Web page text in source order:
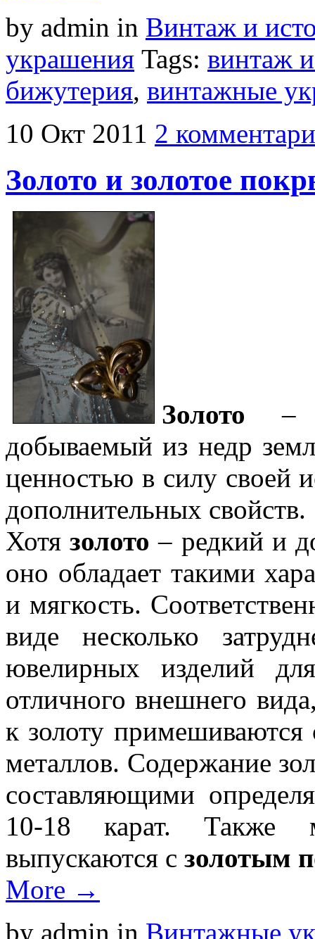
by admin in Винтаж и
украшения Tags: винтаж
бижутерия, винтажные
10 Окт 2011 2
Золото и золотое
Золото –
добываемый из недр
ценностью в силу своей
дополнительных свойств.
Хотя золото – редкий и
оно обладает такими
и мягкость.
виде несколько
ювелирных изделий
отличного внешнего
к золоту примешиваются
металлов. Содержание
составляющими
10-18 карат. Также
выпускаются с золотым
More →
by admin in Винтажные